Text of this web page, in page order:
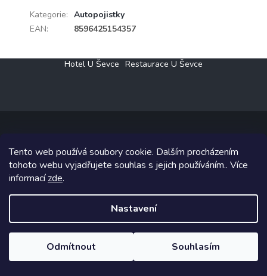
Tento web používá soubory cookie. Dalším procházením
tohoto webu vyjadřujete souhlas s jejich používáním.. Více
informacízde.
Nastavení
Odmítnout Souhlasím
Kategorie: Autopojistky
EAN: 8596425154357
Hotel U Ševce Restaurace U Ševce
Copyright 2026Elektro Klesný s.r.o.. Všechna práva vyhrazena.
Grafický návrh vytvořil a na Shoptet implementoval
Shoptetak.cz.
Vytvořil Shoptet